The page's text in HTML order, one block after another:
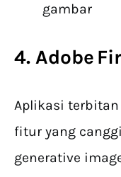
gambar
4. Adobe
Aplikasi
fitur yang
generative